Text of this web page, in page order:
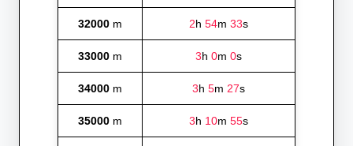
32000 m 2h 54m 33s
33000 m 3h 0m 0s
34000 m 3h 5m 27s
35000 m 3h 10m 55s